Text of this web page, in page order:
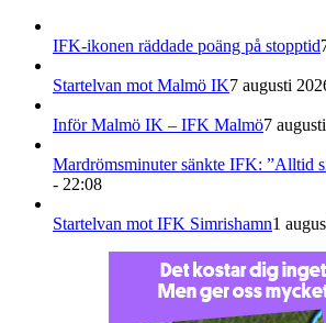
IFK-ikonen räddade poäng på stopptid
Startelvan mot Malmö IK7 augusti
Inför Malmö IK – IFK Malmö7
Mardrömsminuter sänkte IFK: ”Alltid
- 22:08
Startelvan mot IFK Simrishamn1